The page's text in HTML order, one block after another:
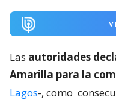
Las autoridades
Amarilla para la
Lagos-, como